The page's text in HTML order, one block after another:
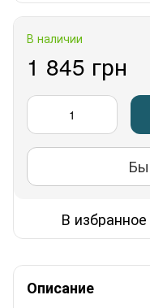
В наличии
1 845 грн
В избранное
Описание